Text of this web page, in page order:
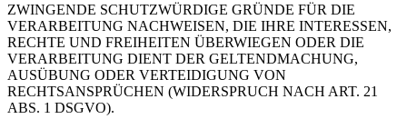
ZWINGENDE SCHUTZWÜRDIGE GRÜNDE FÜR DIE
VERARBEITUNG NACHWEISEN, DIE IHRE INTERESSEN,
RECHTE UND FREIHEITEN ÜBERWIEGEN ODER DIE
VERARBEITUNG DIENT DER GELTENDMACHUNG,
AUSÜBUNG ODER VERTEIDIGUNG VON
RECHTSANSPRÜCHEN (WIDERSPRUCH NACH ART. 21
ABS. 1 DSGVO).